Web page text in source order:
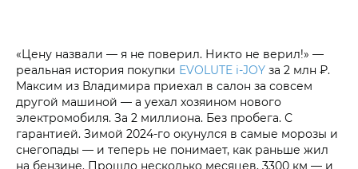
«Цену назвали — я не поверил. Никто не верил!» —
реальная история покупки EVOLUTE i‑JOY за 2 млн ₽.
Максим из Владимира приехал в салон за совсем
другой машиной — а уехал хозяином нового
электромобиля. За 2 миллиона. Без пробега. С
гарантией. Зимой 2024-го окунулся в самые морозы и
снегопады — и теперь не понимает, как раньше жил
на бензине. Прошло несколько месяцев, 3300 км — и